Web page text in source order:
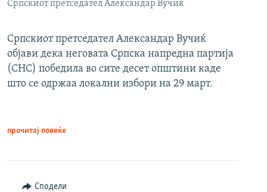
Српскиот претседател Александар Вучиќ
Српскиот претседател Александар Вучиќ
објави дека неговата Српска напредна партија
(СНС) победила во сите десет општини каде
што се одржаа локални избори на 29 март.
прочитај повеќе
Сподели